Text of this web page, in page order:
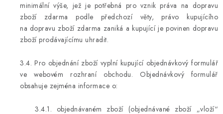
minimální výše, jež je potřebná pro vznik práva na dopravu
zboží zdarma podle předchozí věty, právo kupujícího
na dopravu zboží zdarma zaniká a kupující je povinen dopravu
zboží prodávajícímu uhradit.
3.4. Pro objednání zboží vyplní kupující objednávkový formulář
ve webovém rozhraní obchodu. Objednávkový formulář
obsahuje zejména informace o:
3.4.1. objednávaném zboží (objednávané zboží „vloží“